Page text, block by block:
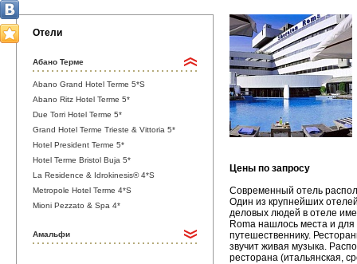
Отели
Абано Терме
Abano Grand Hotel Terme 5*S
Abano Ritz Hotel Terme 5*
Due Torri Hotel Terme 5*
Grand Hotel Terme Trieste & Vittoria 5*
Hotel President Terme 5*
Hotel Terme Bristol Buja 5*
La Residence & Idrokinesis® 4*S
Metropole Hotel Terme 4*S
Mioni Pezzato & Spa 4*
Амальфи
Цены по запросу
Современный отель
Один из крупнейших
деловых людей в отеле
Roma нашлось места и для
путешественнику.
звучит живая музыка.
ресторана (итальянская,